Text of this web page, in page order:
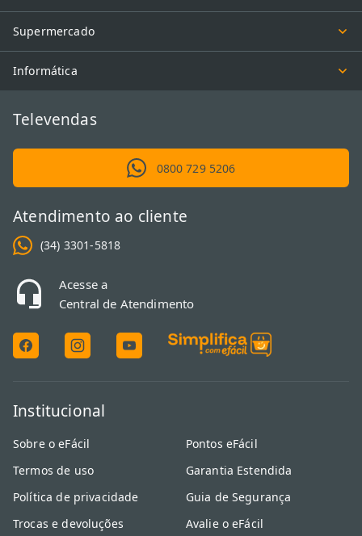
Supermercado
Informática
Televendas
0800 729 5206
Atendimento ao cliente
(34) 3301-5818
Acesse a
Central de Atendimento
Institucional
Sobre o eFácil
Termos de uso
Política de privacidade
Trocas e devoluções
Pontos eFácil
Garantia Estendida
Guia de Segurança
Avalie o eFácil